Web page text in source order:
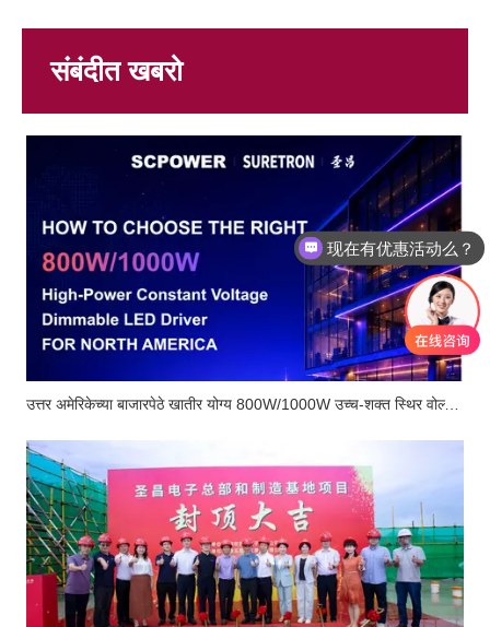
संबंदीत खबरो
उत्तर अमेरिकेच्या बाजारपेठे खातीर योग्य 800W/1000W उच्च-शक्त स्थिर वोल्टेज डिम करपाक येवपी एलईडी ड्रायव्हर कसो निवडचो?
可以介绍下你们的产品么？
现在有优惠活动么？